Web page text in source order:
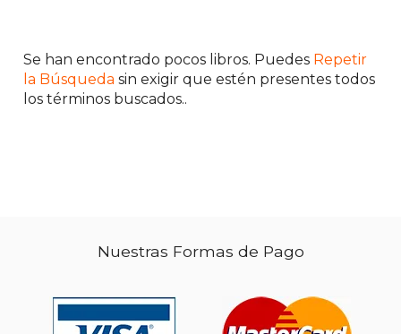
Se han encontrado pocos libros. Puedes Repetir
la Búsqueda sin exigir que estén presentes todos
los términos buscados..
Nuestras Formas de Pago